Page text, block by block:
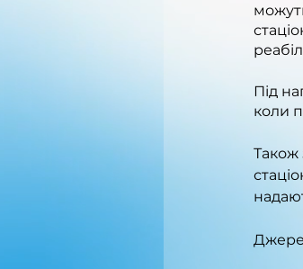
Під
коли
Також